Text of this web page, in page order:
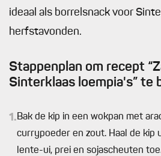
ideaal als borrelsnack voor
herfstavonden.
Stappenplan om recept
Sinterklaas loempia's” te
1.Bak de kip in een wokpan met
currypoeder en zout. Haal de kip
lente-ui, prei en sojascheuten